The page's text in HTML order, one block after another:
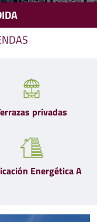
privadas
Energética A